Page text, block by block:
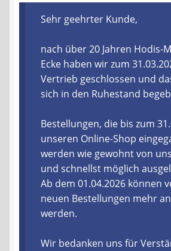
Shop
Warenkorb
Ablauf einer Bestellung
Zahlungsarten
Lieferzeit & Verfügbarkeit
Gutschein
Batterien- und Akku Verordnung
Sehr geehrter Kunde,
nach über 20 Jahren Hodis-
Ecke haben wir zum
Vertrieb geschlossen und
sich in den Ruhestand
Bestellungen, die bis zum
unseren Online-Shop
werden wie gewohnt von
und schnellst möglich
Ab dem 01.04.2026 können
neuen Bestellungen mehr
werden.
Wir bedanken uns für